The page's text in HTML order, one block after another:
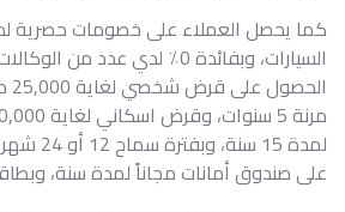
كما يحصل العملاء على خصومات حصرية
السيارات، وبفائدة 0٪ لدي عدد
لمدة 15
على صندوق أمانات مجاناً لمدة سنة،